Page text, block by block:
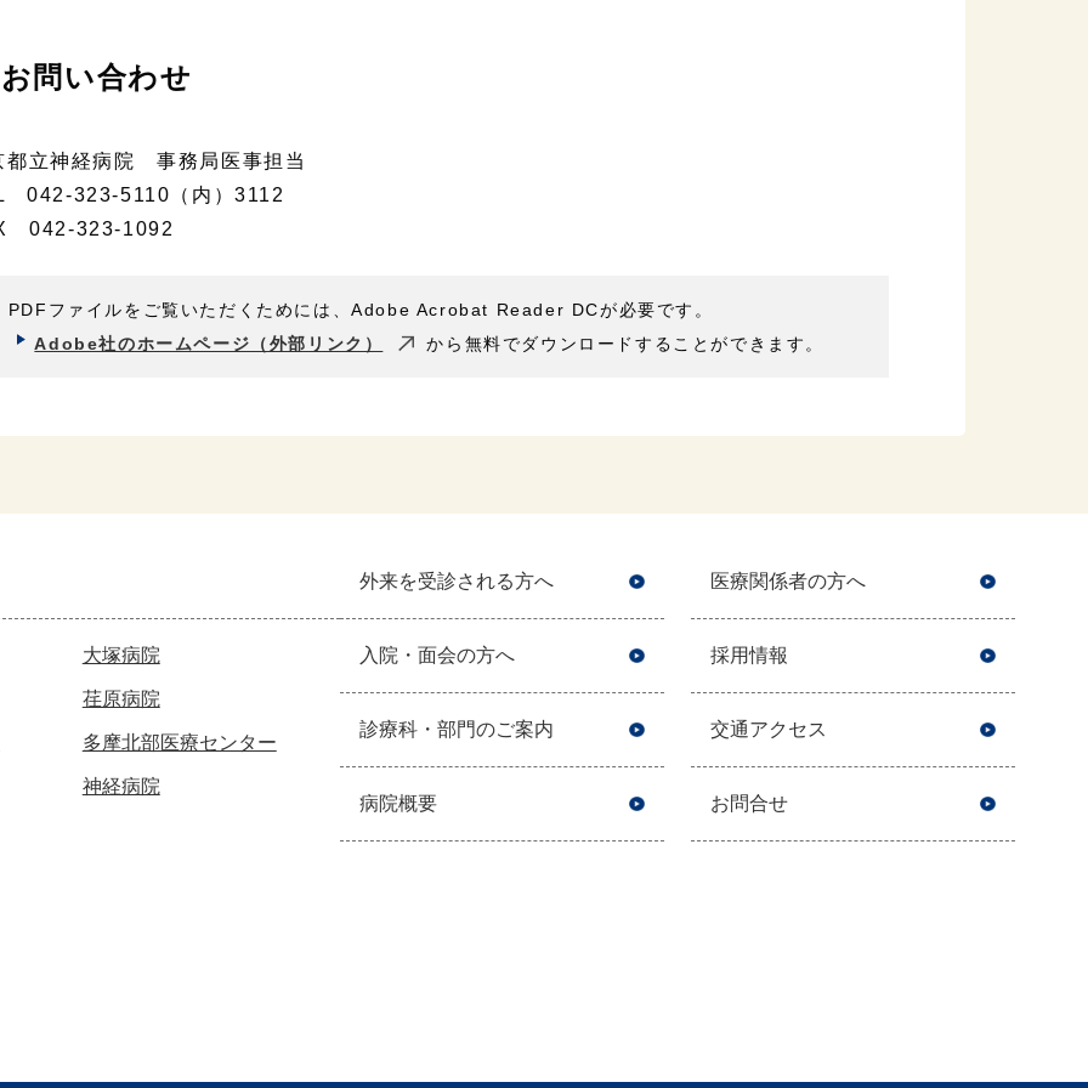
お問い合わせ
都立神経病院 事務局医事担当
042-323-5110（内）3112
042-323-1092
PDFファイルをご覧いただくためには、Adobe Acrobat Reader DCが必要です。
Adobe社のホームページ（外部リンク）
から無料でダウンロードすることができます。
大塚病院
荏原病院
多摩北部医療センター
神経病院
外来を受診される方へ
入院・面会の方へ
診療科・部門のご案内
病院概要
医療関係者の方へ
採用情報
交通アクセス
お問合せ